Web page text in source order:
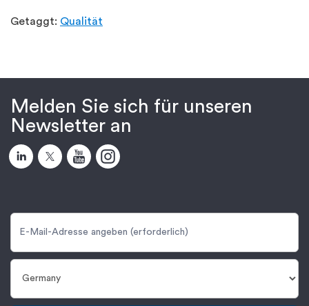
Getaggt: Qualität
Melden Sie sich für unseren
Newsletter an